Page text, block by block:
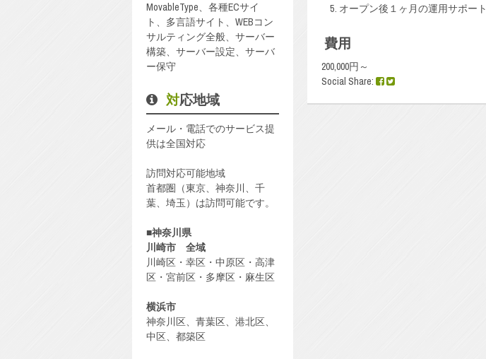
オープン後１ヶ月の運用サポート
費用
200,000円～
Social Share:
MovableType、各種ECサイ
ト、多言語サイト、WEBコン
サルティング全般、サーバー
構築、サーバー設定、サーバ
ー保守
対応地域
メール・電話でのサービス提
供は全国対応
訪問対応可能地域
首都圏（東京、神奈川、千
葉、埼玉）は訪問可能です。
■神奈川県
川崎市
全域
川崎区・幸区・中原区・高津
区・宮前区・多摩区・麻生区
横浜市
神奈川区、青葉区、港北区、
中区、都築区